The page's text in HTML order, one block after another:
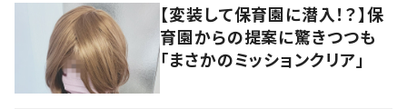
【変装して保育園に潜入！？】保
育園からの提案に驚きつつも
「まさかのミッションクリア」